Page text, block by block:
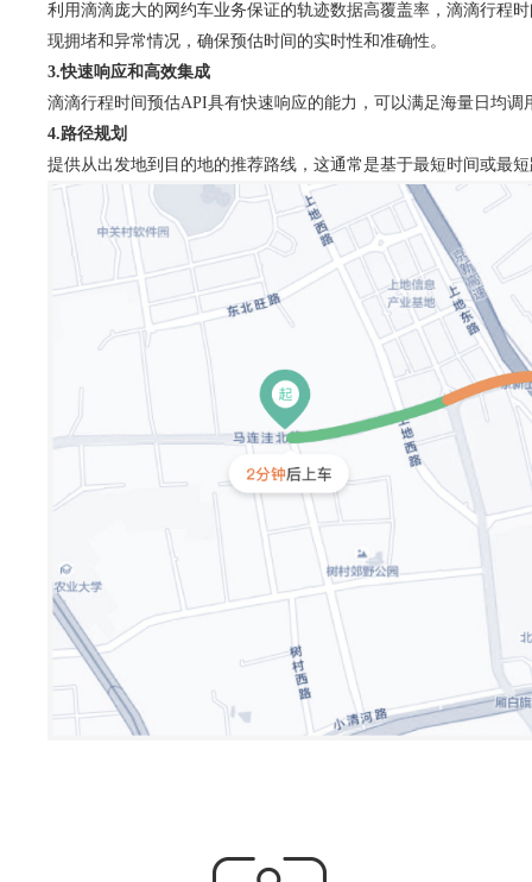
利用滴滴庞大的网约车业务保证的轨迹数据高覆盖率，滴滴行程
现拥堵和异常情况，确保预估时间的实时性和准确性。
3.快速响应和高效集成
滴滴行程时间预估API具有快速响应的能力，可以满足海量日均
4.路径规划
提供从出发地到目的地的推荐路线，这通常是基于最短时间或最